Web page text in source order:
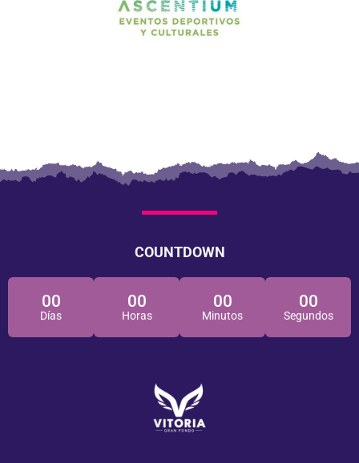
COUNTDOWN
00
Días
00
Horas
00
Minutos
00
Segundos